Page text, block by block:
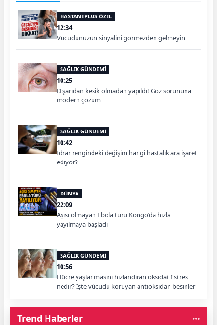
HASTANEPLUS ÖZEL
12:34
Vücudunuzun sinyalini görmezden gelmeyin
SAĞLIK GÜNDEMİ
10:25
Dışarıdan kesik olmadan yapıldı! Göz sorununa
modern çözüm
SAĞLIK GÜNDEMİ
10:42
İdrar rengindeki değişim hangi hastalıklara işaret
ediyor?
DÜNYA
22:09
Aşısı olmayan Ebola türü Kongo’da hızla
yayılmaya başladı
SAĞLIK GÜNDEMİ
10:56
Hücre yaşlanmasını hızlandıran oksidatif stres
nedir? İşte vücudu koruyan antioksidan besinler
Trend Haberler